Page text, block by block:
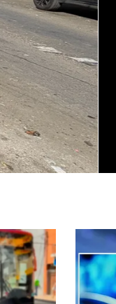
y
Minsal